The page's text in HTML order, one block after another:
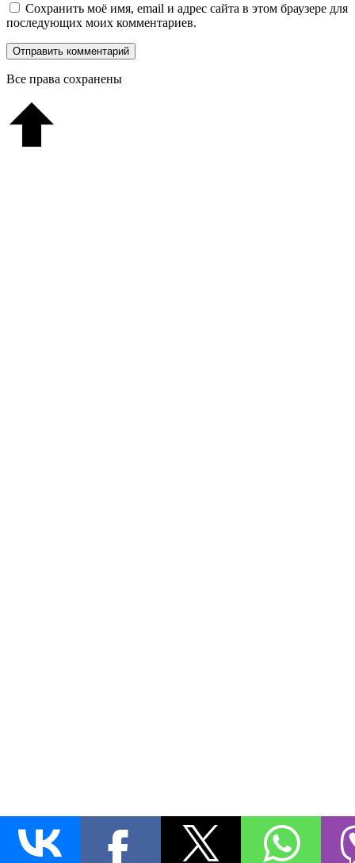
Сохранить моё имя, email и адрес сайта в этом браузере для
последующих моих комментариев.
Все права сохранены